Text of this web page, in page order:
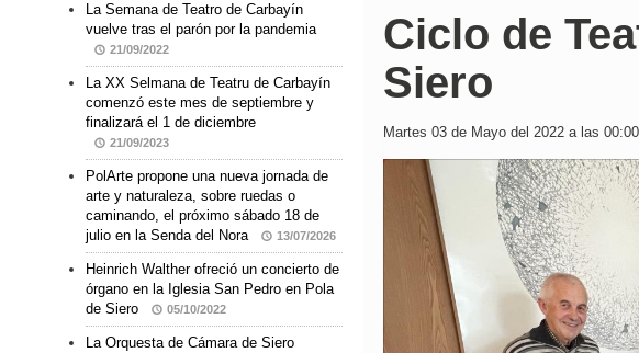
Ciclo de
Siero
Martes 03 de Mayo del 2022 a las 00:00
La Semana de Teatro de Carbayín
vuelve tras el parón por la pandemia
21/09/2022
La XX Selmana de Teatru de Carbayín
comenzó este mes de septiembre y
finalizará el 1 de diciembre
21/09/2023
PolArte propone una nueva jornada de
arte y naturaleza, sobre ruedas o
caminando, el próximo sábado 18 de
julio en la Senda del Nora
13/07/2026
Heinrich Walther ofreció un concierto de
órgano en la Iglesia San Pedro en Pola
de Siero
05/10/2022
La Orquesta de Cámara de Siero